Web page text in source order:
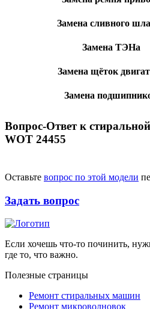
Замена сливного
Замена ТЭНа
Замена щёток
Замена
Вопрос-Ответ к
WOT 24455
Оставьте вопрос по этой модели
Задать вопрос
Если хочешь что-то починить,
где то, что важно.
Полезные страницы
Ремонт стиральных машин
Ремонт микроволновок